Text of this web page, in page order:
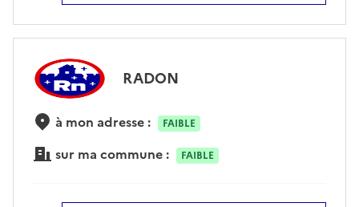
RADON
à mon adresse : FAIBLE
sur ma commune : FAIBLE